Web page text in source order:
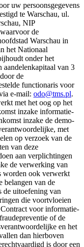
uw persoonsgegevens
te Warschau, ul.
NIP
de
Warschau in
het Nationaal
onder het
aandelenkapitaal van 3
de
functionaris voor
e-mail: odo@tms.pl.
met het oog op het
inzake informatie-
inzake de demo-
met
op verzoek van de
van deze
aan verplichtingen
de verwerking van
worden ook verwerkt
belangen van de
de uitoefening van
die voortvloeien
voor informatie-
of de
en het
dan hierboven
is door een